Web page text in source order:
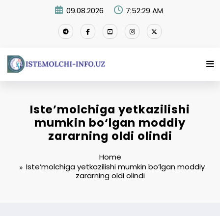
09.08.2026 7:52:30 AM
Iste’molchiga yetkazilishi
mumkin bo‘lgan moddiy
zararning oldi olindi
Home
Iste’molchiga yetkazilishi mumkin bo‘lgan moddiy
zararning oldi olindi